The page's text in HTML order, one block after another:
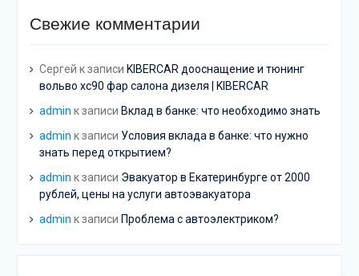
Свежие комментарии
Сергей к записи KIBERCAR дооснащение и тюнинг
вольво хс90 фар салона дизеля | KIBERCAR
admin к записи Вклад в банке: что необходимо знать
admin к записи Условия вклада в банке: что нужно
знать перед открытием?
admin к записи Эвакуатор в Екатеринбурге от 2000
рублей, цены на услуги автоэвакуатора
admin к записи Проблема с автоэлектриком?